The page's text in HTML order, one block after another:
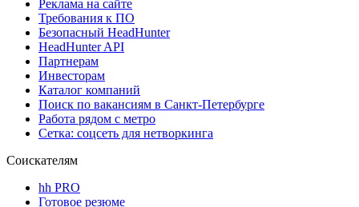
Реклама на сайте
Требования к ПО
Безопасный HeadHunter
HeadHunter API
Партнерам
Инвесторам
Каталог компаний
Поиск по вакансиям в Санкт-Петербурге
Работа рядом с метро
Сетка: соцсеть для нетворкинга
Соискателям
hh PRO
Готовое резюме